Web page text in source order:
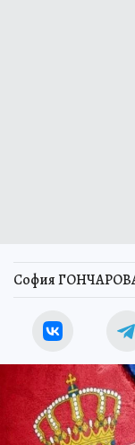
София